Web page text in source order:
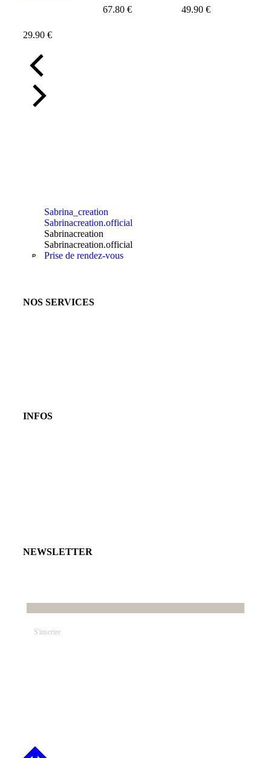
29.90 €
67.80 € 49.90 €
Sabrina_creation
Sabrinacreation.official
Sabrinacreation
Sabrinacreation.official
Prise de rendez-vous
NOS SERVICES
INFOS
NEWSLETTER